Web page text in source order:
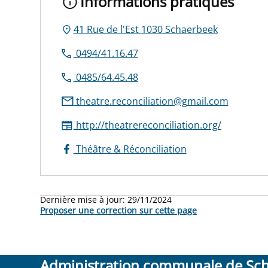
41 Rue de l'Est 1030 Schaerbeek
0494/41.16.47
0485/64.45.48
theatre.reconciliation@gmail.com
http://theatrereconciliation.org/
Théâtre & Réconciliation
Dernière mise à jour:29/11/2024
Proposer une correction sur cette page